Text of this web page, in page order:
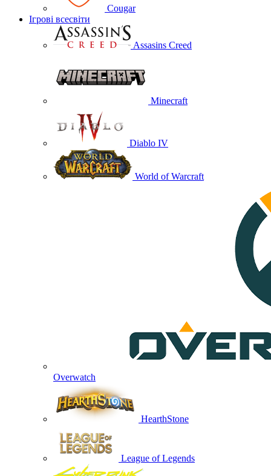
Cougar
Ігрові всесвіти
Assasins Creed
Minecraft
Diablo IV
World of Warcraft
Overwatch
HearthStone
League of Legends